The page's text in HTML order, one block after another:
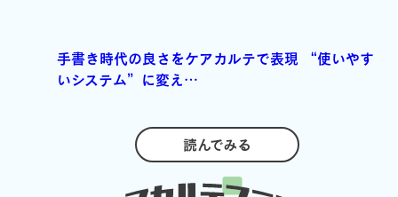
手書き時代の良さをケアカルテで表現 “使いやす
いシステム”に変え…
読んでみる